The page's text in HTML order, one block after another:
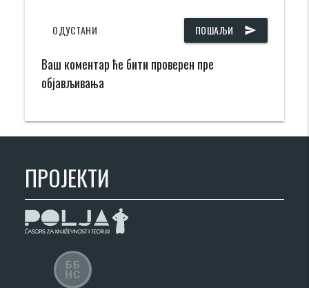
ПОШАЉИ send
ОДУСТАНИ
Ваш коментар ће бити проверен пре
објављивања
ПРОЈЕКТИ